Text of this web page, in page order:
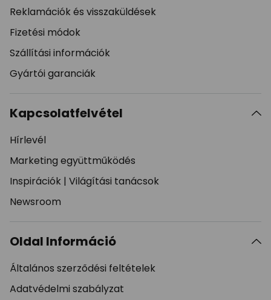
Reklamációk és visszaküldések
Fizetési módok
Szállítási információk
Gyártói garanciák
Kapcsolatfelvétel
Hírlevél
Marketing együttműködés
Inspirációk | Világítási tanácsok
Newsroom
Oldal Információ
Általános szerződési feltételek
Adatvédelmi szabályzat